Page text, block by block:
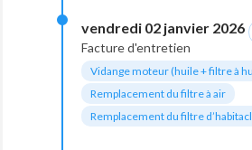
• Préparation esthétique haut de
• Plein de carburant
• Garantie 12 mois
Pour plus d’informations contactez
vendredi 02 janvier 2026
Facture d'entretien
Vidange moteur (huile + filtre à
Remplacement du filtre à air
Remplacement du filtre